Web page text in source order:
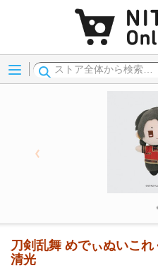
Menu
刀剣乱舞 めでぃぬいこ
清光